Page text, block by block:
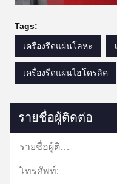
Tags:
เครื่องรีดแผ่นโลหะ
เครื่องรีดแผ่นไฮโดรลิค
รายชื่อผู้ติดต่อ
รายชื่อผู้ติดต่อ:
โทรศัพท์: